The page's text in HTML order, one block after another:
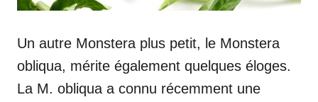
Un autre Monstera plus petit, le Monstera
obliqua, mérite également quelques éloges.
La M. obliqua a connu récemment une